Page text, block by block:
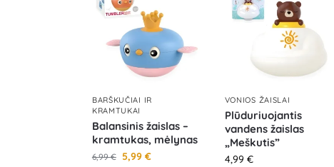
BARŠKUČIAI IR
KRAMTUKAI
Balansinis žaislas –
kramtukas, mėlynas
6,99€ 5,99 €
VONIOS ŽAISLAI
Plūduriuojantis
vandens žaislas
„Meškutis”
4,99 €